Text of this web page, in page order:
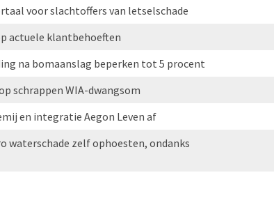
voor slachtoffers van letselschade
actuele klantbehoeften
na bomaanslag beperken tot 5 procent
schrappen WIA-dwangsom
en integratie Aegon Leven af
waterschade zelf ophoesten, ondanks